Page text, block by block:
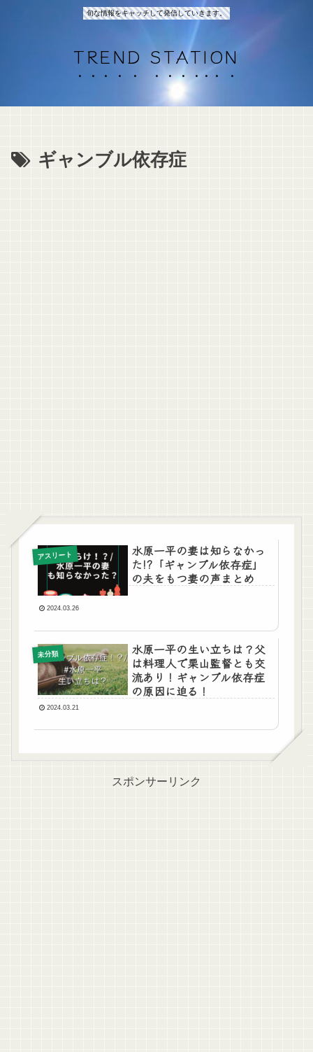
旬な情報をキャッチして発信していきます。
TREND STATION
ギャンブル依存症
アスリート
水原一平の妻は知らなかっ
た!?「ギャンブル依存症」
の夫をもつ妻の声まとめ
2024.03.26
未分類
水原一平の生い立ちは？父
は料理人で栗山監督とも交
流あり！ギャンブル依存症
の原因に迫る！
2024.03.21
スポンサーリンク